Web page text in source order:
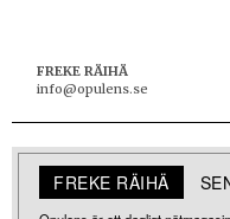
FREKE RÄIHÄ
info@opulens.se
FREKE RÄIHÄ